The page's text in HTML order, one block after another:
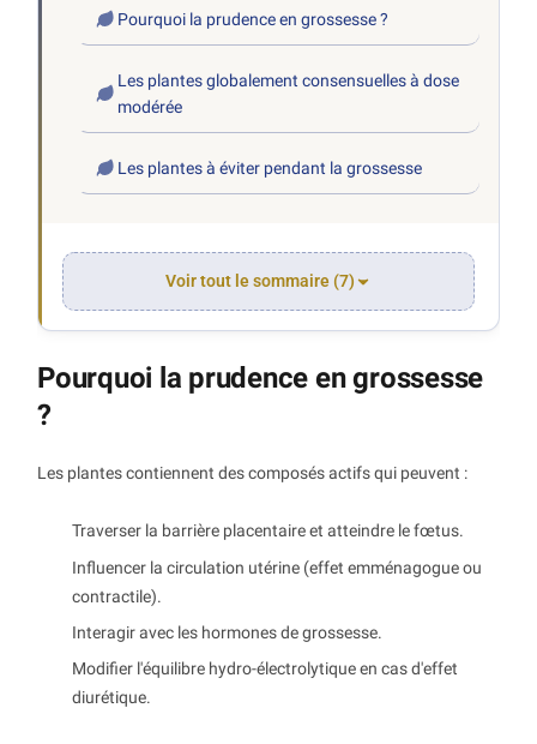
Pourquoi la prudence en grossesse ?
Les plantes globalement consensuelles à dose
modérée
Les plantes à éviter pendant la grossesse
Voir tout le sommaire (7)
Pourquoi la prudence en grossesse
?
Les plantes contiennent des composés actifs qui peuvent :
Traverser la barrière placentaire et atteindre le fœtus.
Influencer la circulation utérine (effet emménagogue ou
contractile).
Interagir avec les hormones de grossesse.
Modifier l'équilibre hydro-électrolytique en cas d'effet
diurétique.